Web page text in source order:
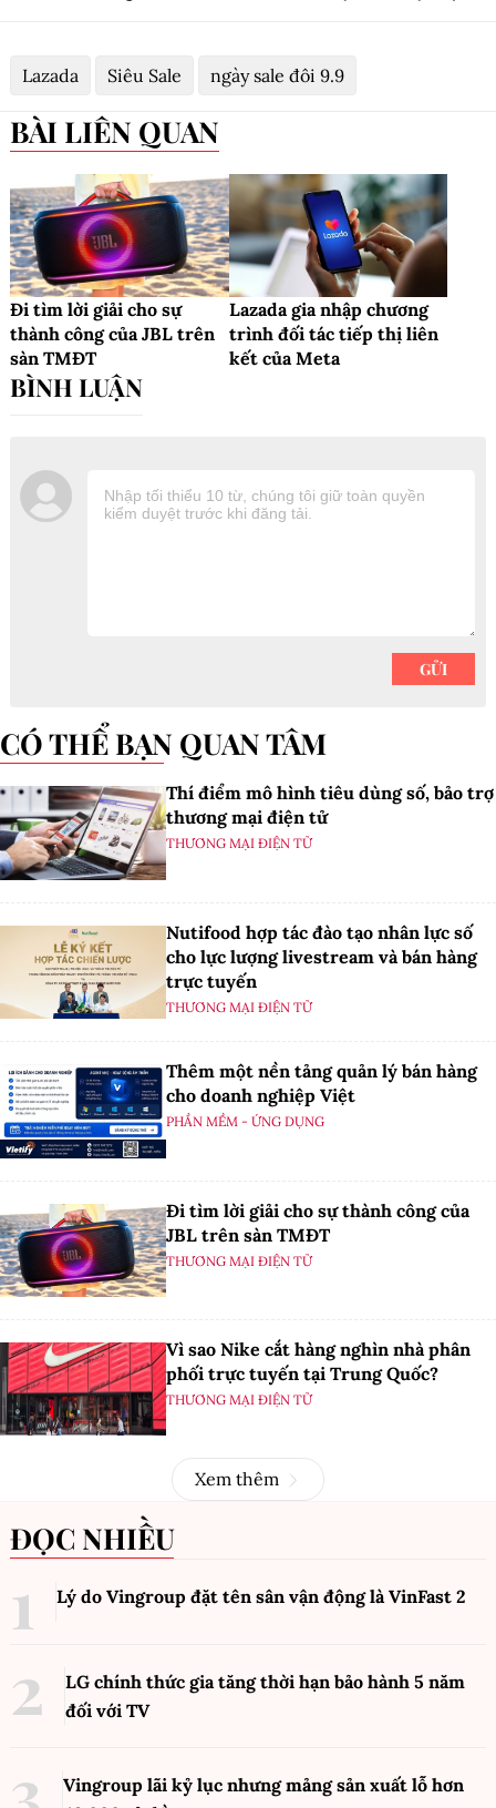
Lazada Siêu Sale ngày sale đôi 9.9
BÀI LIÊN QUAN
Đi tìm lời giải cho sự
thành công của JBL trên
sàn TMĐT
Lazada gia nhập chương
trình đối tác tiếp thị liên
kết của Meta
CÓ THỂ BẠN QUAN TÂM
Thí điểm mô hình tiêu dùng số, bảo trợ
thương mại điện tử
THƯƠNG MẠI ĐIỆN TỬ
Nutifood hợp tác đào tạo nhân lực số
cho lực lượng livestream và bán hàng
trực tuyến
THƯƠNG MẠI ĐIỆN TỬ
Thêm một nền tảng quản lý bán hàng
cho doanh nghiệp Việt
PHẦN MỀM - ỨNG DỤNG
Đi tìm lời giải cho sự thành công của
JBL trên sàn TMĐT
THƯƠNG MẠI ĐIỆN TỬ
Vì sao Nike cắt hàng nghìn nhà phân
phối trực tuyến tại Trung Quốc?
THƯƠNG MẠI ĐIỆN TỬ
Xem thêm
ĐỌC NHIỀU
Lý do Vingroup đặt tên sân vận động là VinFast 2
LG chính thức gia tăng thời hạn bảo hành 5 năm
đối với TV
Vingroup lãi kỷ lục nhưng mảng sản xuất lỗ hơn